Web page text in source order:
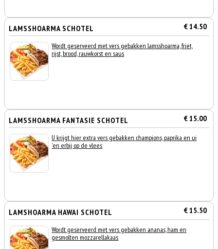
LAMSSHOARMA SCHOTEL € 14.50
Wordt geserveerd met vers gebakken lamsshoarma, friet,
rijst, brood, rauwkorst en saus
LAMSSHOARMA FANTASIE SCHOTEL € 15.00
U krijgt hier extra vers gebakken champions, paprika en ui
'en erbij op de vlees
LAMSHOARMA HAWAI SCHOTEL € 15.50
Wordt geserveerd met vers gebakken ananas, ham en
gesmolten mozzarellakaas